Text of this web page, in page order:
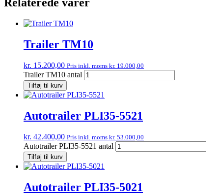
Relaterede varer
Trailer TM10
kr. 15.200,00 Pris inkl. moms kr. 19.000,00
Trailer TM10 antal
Tilføj til kurv
Autotrailer PLI35-5521
kr. 42.400,00 Pris inkl. moms kr. 53.000,00
Autotrailer PLI35-5521 antal
Tilføj til kurv
Autotrailer PLI35-5021